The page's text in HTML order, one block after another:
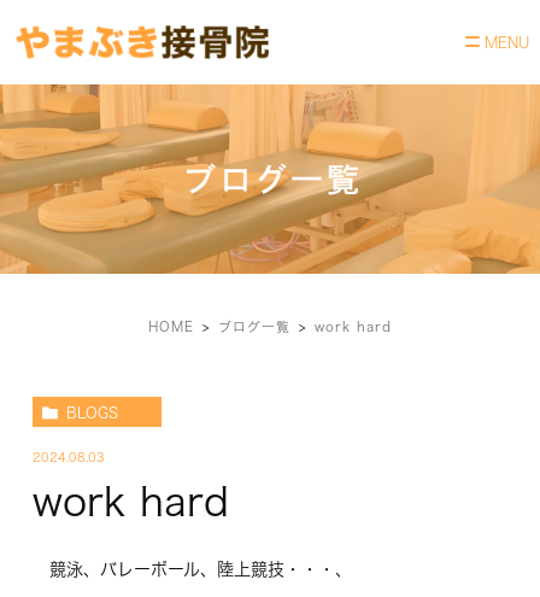
ブログ一覧
HOME ブログ一覧 work hard
BLOGS
2024.08.03
work hard
競泳、バレーボール、陸上競技・・・、